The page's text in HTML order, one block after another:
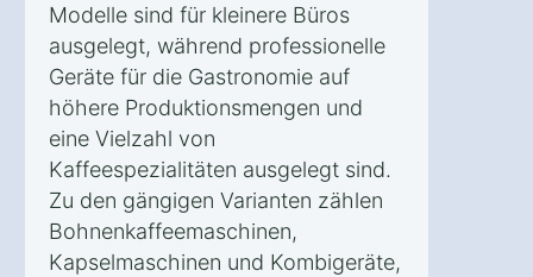
Modelle sind für kleinere Büros
ausgelegt, während professionelle
Geräte für die Gastronomie auf
höhere Produktionsmengen und
eine Vielzahl von
Kaffeespezialitäten ausgelegt sind.
Zu den gängigen Varianten zählen
Bohnenkaffeemaschinen,
Kapselmaschinen und Kombigeräte,